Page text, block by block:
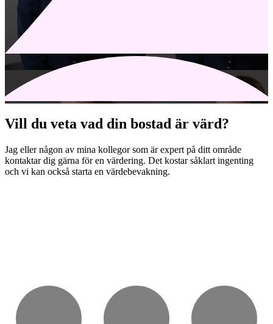
Vill du veta vad din bostad är värd?
Jag eller någon av mina kollegor som är expert på ditt område
kontaktar dig gärna för en värdering. Det kostar såklart ingenting
och vi kan också starta en värdebevakning.